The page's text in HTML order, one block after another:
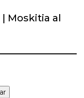
Moskitia al